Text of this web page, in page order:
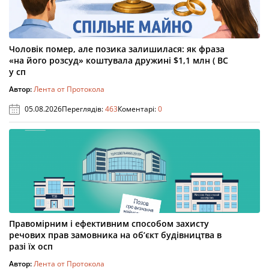
Чоловік помер, але позика залишилася: як фраза
«на його розсуд» коштувала дружині $1,1 млн ( ВС
у сп
Автор:Лента от Протокола
05.08.2026Переглядів:463Коментарі:0
Правомірним і ефективним способом захисту
речових прав замовника на об’єкт будівництва в
разі їх осп
Автор:Лента от Протокола